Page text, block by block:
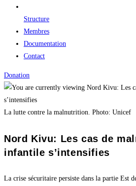
Structure
Membres
Documentation
Contact
Donation
La lutte contre la malnutrition. Photo: Unicef
Nord Kivu: Les cas de
infantile s’intensifies
La crise sécuritaire persiste dans la partie Est